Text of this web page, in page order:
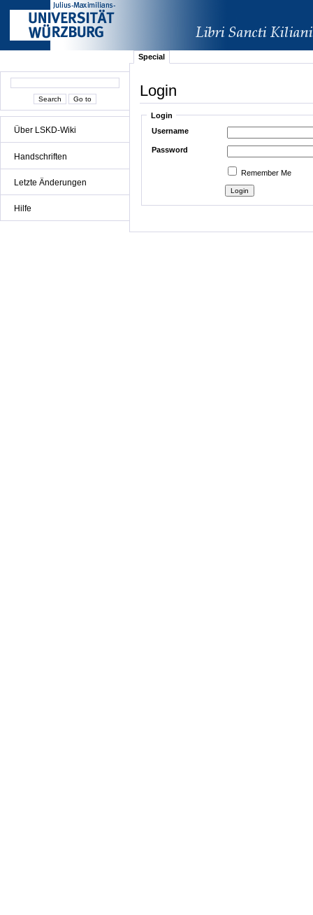
Über LSKD-Wiki
Handschriften
Letzte Änderungen
Hilfe
Special
Login
Login
Username
Password
Remember Me